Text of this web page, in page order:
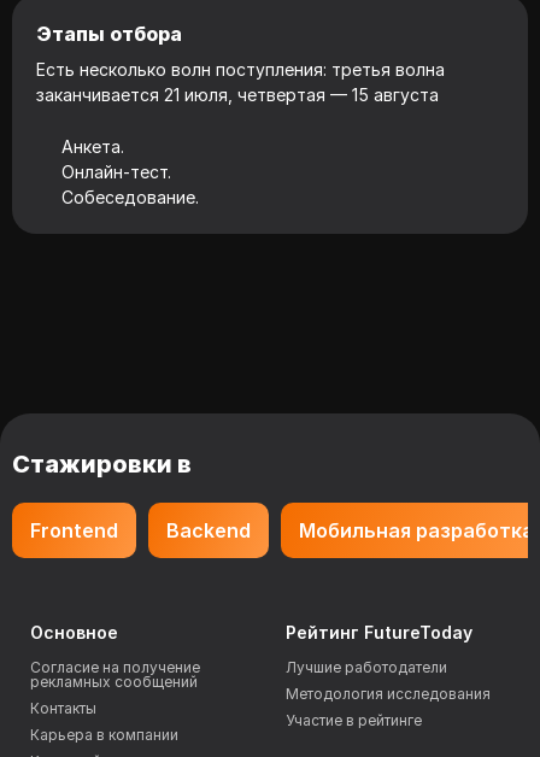
Этапы отбора
Есть несколько волн поступления: третья волна
заканчивается 21 июля, четвертая — 15 августа
Анкета.
Онлайн-тест.
Собеседование.
Стажировки в
Frontend Backend Мобильная разработка
Основное
Согласие на получение
рекламных сообщений
Контакты
Карьера в компании
Рейтинг FutureToday
Лучшие работодатели
Методология исследования
Участие в рейтинге